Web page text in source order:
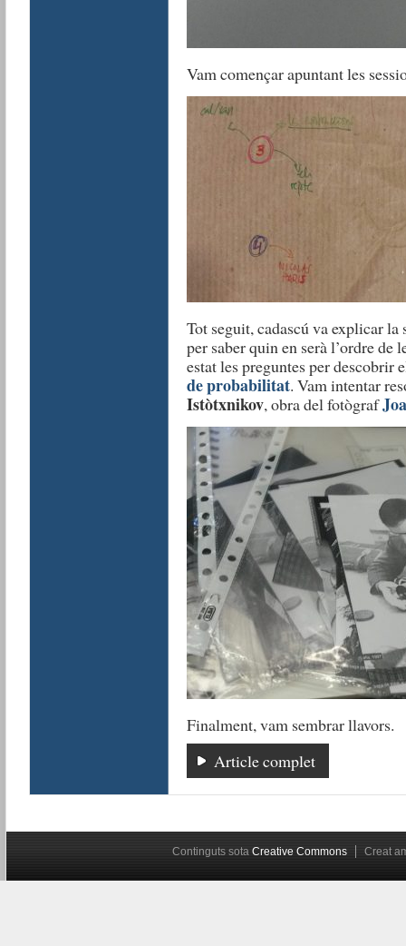
Vam començar apuntant les
Tot seguit, cadascú va explicar
per saber quin en serà l’ordre de
estat les preguntes per descobrir
de probabilitat. Vam intentar
Istòtxnikov, obra del fotògraf
Finalment, vam sembrar llavors.
Article complet
Continguts sota Creative Commons Creat